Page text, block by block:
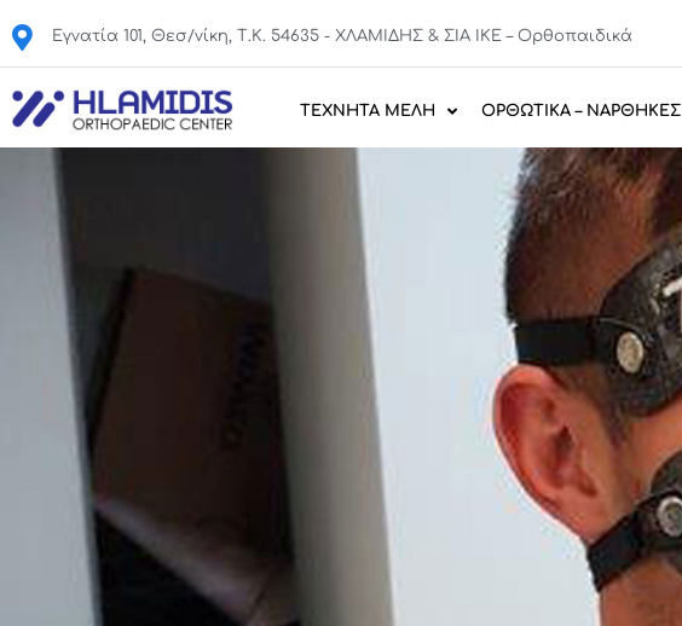
Εγνατία 101, Θεσ/νίκη, Τ.Κ. 54635 - ΧΛΑΜΙΔΗΣ & ΣΙΑ IKE – Ορθοπαιδικά
ΤΕΧΝΗΤΑ ΜΕΛΗ ΟΡΘΩΤΙΚΑ – ΝΑΡΘΗΚΕΣ